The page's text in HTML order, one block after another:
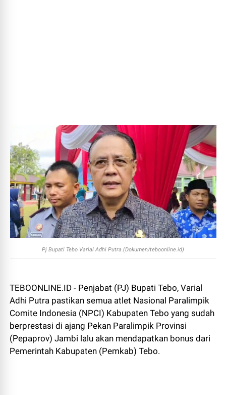
Pj Bupati Tebo Varial Adhi Putra.(Dokumen/teboonline.id)
TEBOONLINE.ID - Penjabat (PJ) Bupati Tebo, Varial
Adhi Putra pastikan semua atlet Nasional Paralimpik
Comite Indonesia (NPCI) Kabupaten Tebo yang sudah
berprestasi di ajang Pekan Paralimpik Provinsi
(Pepaprov) Jambi lalu akan mendapatkan bonus dari
Pemerintah Kabupaten (Pemkab) Tebo.